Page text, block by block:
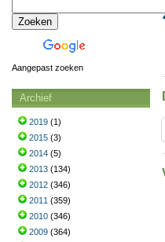
Aangepast zoeken
Archief
2019 (1)
2015 (3)
2014 (5)
2013 (134)
2012 (346)
2011 (359)
2010 (346)
2009 (364)